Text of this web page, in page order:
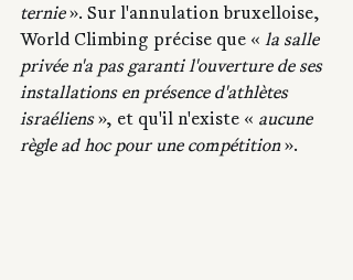
ternie ». Sur l'annulation bruxelloise,
World Climbing précise que « la salle
privée n'a pas garanti l'ouverture de ses
installations en présence d'athlètes
israéliens », et qu'il n'existe « aucune
règle ad hoc pour une compétition ».